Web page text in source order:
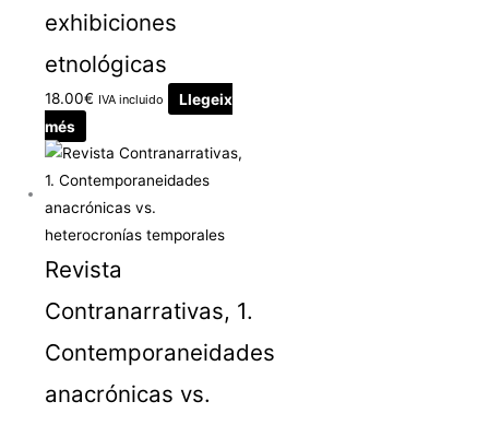
exhibiciones
etnológicas
18.00€ IVA incluido
Llegeix
més
Revista
Contranarrativas, 1.
Contemporaneidades
anacrónicas vs.